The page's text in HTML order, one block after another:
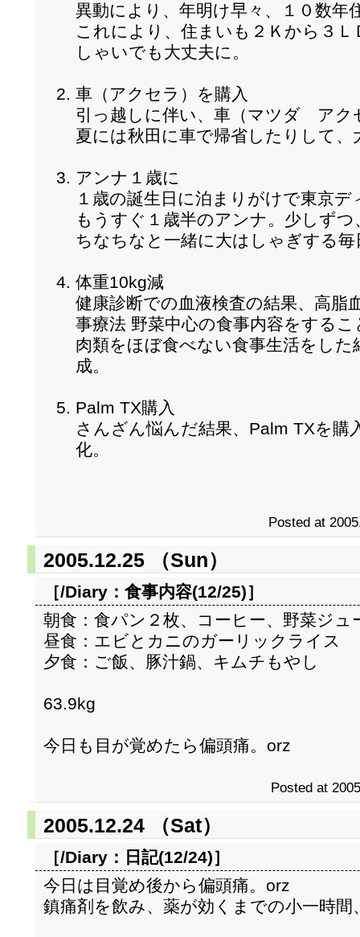
異動により、年明け早々、１０数年
これにより、住まいも２Ｋから３
しゃいでも大丈夫に。
車（アクセラ）を購入
引っ越しに伴い、車（マツダ アク
夏には秋田に車で帰省したりして、
アンナ１歳に
１歳の誕生日に泊まりがけで東京
もうすぐ１歳半のアンナ。少しず
ちなちなと一緒に大はしゃぎする毎
体重10kg減
健康診断での血液検査の結果、高脂
事療法 野菜中心の食事内容をするこ
肉類をほぼ食べない食事生活をし
成。
Palm TX購入
さんざん悩んだ結果、Palm TXを購
化。
Posted at
2005.12.25 （Sun）
［/Diary： 食事内容(12/25)］
朝食：食パン２枚、コーヒー、野菜ジュ
昼食：エビとカニのガーリックライス
夕食：ご飯、豚汁鍋、キムチもやし
63.9kg
今日も目が覚めたら偏頭痛。orz
Posted at
2005.12.24 （Sat）
［/Diary： 日記(12/24)］
今日は目覚め後から偏頭痛。orz
鎮痛剤を飲み、薬が効くまでの小一時間